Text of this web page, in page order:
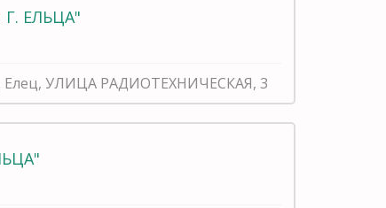
ЕЛЬЦА"
Елец, УЛИЦА РАДИОТЕХНИЧЕСКАЯ, 3